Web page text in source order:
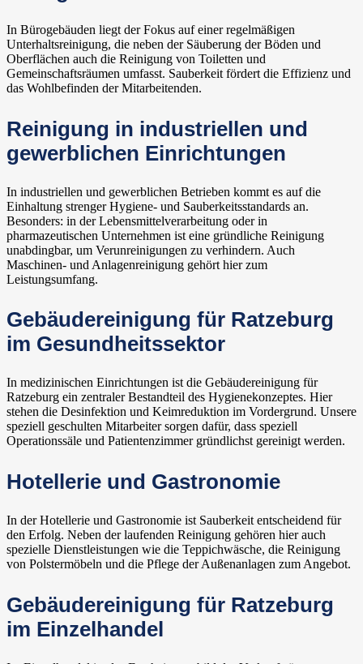
In Bürogebäuden liegt der Fokus auf einer regelmäßigen
Unterhaltsreinigung, die neben der Säuberung der Böden und
Oberflächen auch die Reinigung von Toiletten und
Gemeinschaftsräumen umfasst. Sauberkeit fördert die Effizienz und
das Wohlbefinden der Mitarbeitenden.
Reinigung in industriellen und
gewerblichen Einrichtungen
In industriellen und gewerblichen Betrieben kommt es auf die
Einhaltung strenger Hygiene- und Sauberkeitsstandards an.
Besonders: in der Lebensmittelverarbeitung oder in
pharmazeutischen Unternehmen ist eine gründliche Reinigung
unabdingbar, um Verunreinigungen zu verhindern. Auch
Maschinen- und Anlagenreinigung gehört hier zum
Leistungsumfang.
Gebäudereinigung für Ratzeburg
im Gesundheitssektor
In medizinischen Einrichtungen ist die Gebäudereinigung für
Ratzeburg ein zentraler Bestandteil des Hygienekonzeptes. Hier
stehen die Desinfektion und Keimreduktion im Vordergrund. Unsere
speziell geschulten Mitarbeiter sorgen dafür, dass speziell
Operationssäle und Patientenzimmer gründlichst gereinigt werden.
Hotellerie und Gastronomie
In der Hotellerie und Gastronomie ist Sauberkeit entscheidend für
den Erfolg. Neben der laufenden Reinigung gehören hier auch
spezielle Dienstleistungen wie die Teppichwäsche, die Reinigung
von Polstermöbeln und die Pflege der Außenanlagen zum Angebot.
Gebäudereinigung für Ratzeburg
im Einzelhandel